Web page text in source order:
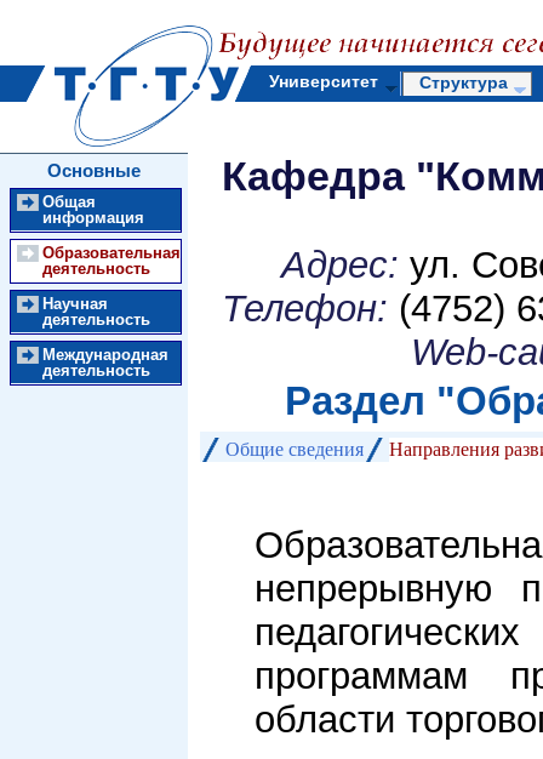
Университет Структура
Основные
разделы
Общая
информация
Образовательная
деятельность
Научная
деятельность
Международная
деятельность
Кафедра
Адрес: ул.
Телефон: (4752)
Web-
Раздел "
Общие сведения Направления
непрерывную
программам
области